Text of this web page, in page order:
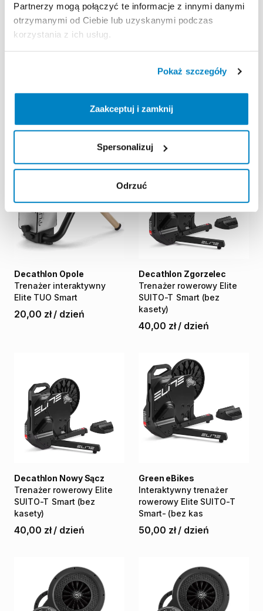
Partnerzy mogą połączyć te informacje z innymi danymi
otrzymanymi od Ciebie lub uzyskanymi podczas
korzystania z ich usług.
Pokaż szczegóły
Zaakceptuj i zamknij
Spersonalizuj
Odrzuć
Direto XR-T (bez kasety)
CYCPLUS T2 (kaseta
Shimano
Trenażeria
50,00 zł /dzień
Trenażer interaktywny
Elite TUO Smart
Decathlon Opole
20,00 zł / dzień
Trenażer rowerowy Elite
SUITO-T Smart (bez
kasety)
Decathlon Zgorzelec
40,00 zł / dzień
Trenażer rowerowy Elite
SUITO-T Smart (bez
kasety)
Decathlon Nowy Sącz
40,00 zł / dzień
Interaktywny trenażer
rowerowy Elite SUITO-T
Smart- (bez kas
Green eBikes
50,00 zł / dzień